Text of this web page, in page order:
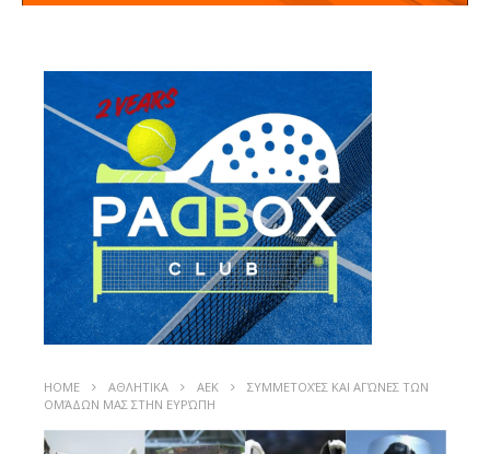
HOME ΑΘΛΗΤΙΚΑ ΑΕΚ
ΣΥΜΜΕΤΟΧΈΣ ΚΑΙ ΑΓΏΝΕΣ ΤΩΝ
ΟΜΆΔΩΝ ΜΑΣ ΣΤΗΝ ΕΥΡΏΠΗ